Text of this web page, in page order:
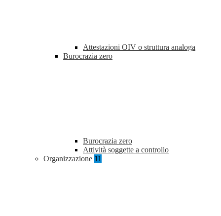
Attestazioni OIV o struttura analoga
Burocrazia zero
Burocrazia zero
Attività soggette a controllo
Organizzazione 11